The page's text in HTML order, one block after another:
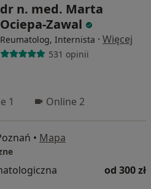
dr n. med. Marta
Ociepa-Zawal
Reumatolog, Internista · Więcej
531 opinii
1 Online 2
• Mapa
od 300 zł